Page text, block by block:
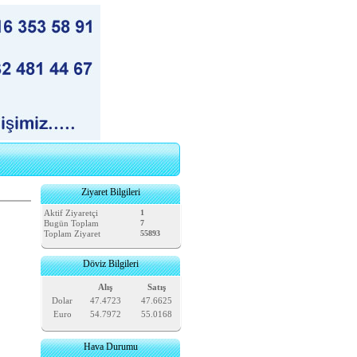
Ziyaret Bilgileri
Aktif Ziyaretçi 1
Bugün Toplam 7
Toplam Ziyaret 55893
Döviz Bilgileri
Alış
Satış
Dolar
47.4723
47.6625
Euro
54.7972 55.0168
Hava Durumu